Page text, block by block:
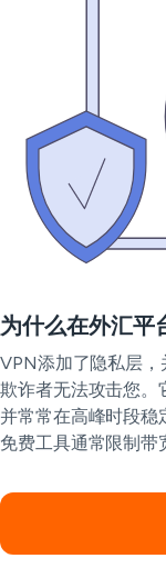
为什么在外汇平
VPN添加了隐私层
欺诈者无法攻击您。
并常常在高峰时段稳
免费工具通常限制带